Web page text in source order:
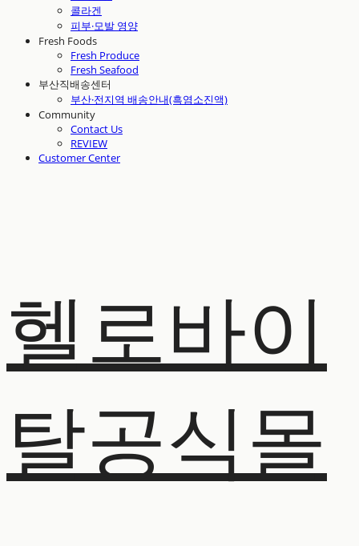
콜라겐
피부·모발 영양
Fresh Foods
Fresh Produce
Fresh Seafood
부산직배송센터
부산·전지역 배송안내(흑염소진액)
Community
Contact Us
REVIEW
Customer Center
헬로바이
탈공식몰